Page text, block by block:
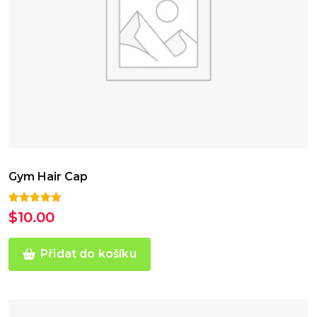
Gym Hair Cap
Hodnoceno
5.00z 5 na
1
hodnocení
zákazníka
$10.00
Přidat do košíku